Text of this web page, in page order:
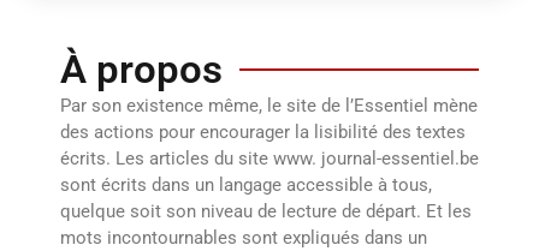
À propos
Par son existence même, le site de l’Essentiel mène
des actions pour encourager la lisibilité des textes
écrits. Les articles du site www. journal-essentiel.be
sont écrits dans un langage accessible à tous,
quelque soit son niveau de lecture de départ. Et les
mots incontournables sont expliqués dans un